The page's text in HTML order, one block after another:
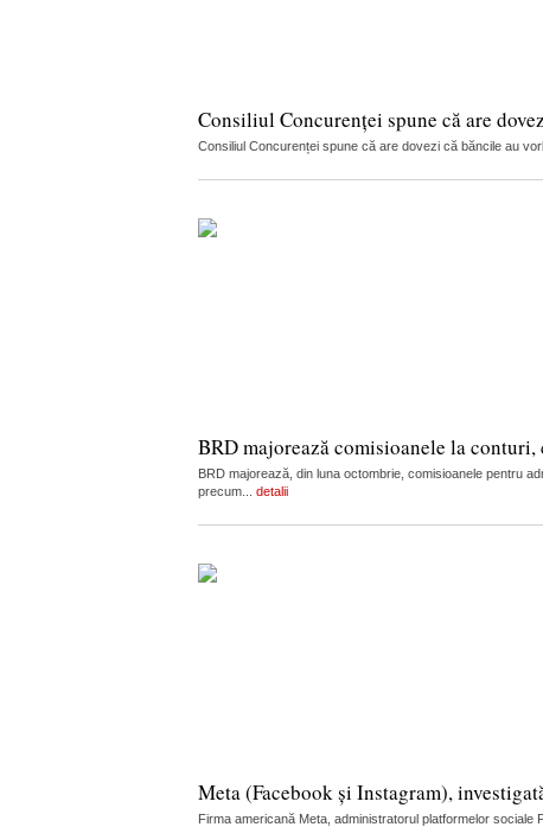
Consiliul Concurenței spune că are
Consiliul Concurenței spune că are dovezi că băncile au
BRD majorează comisioanele la
BRD majorează, din luna octombrie, comisioanele pentru
precum... detalii
Meta (Facebook și Instagram),
Firma americană Meta, administratorul platformelor